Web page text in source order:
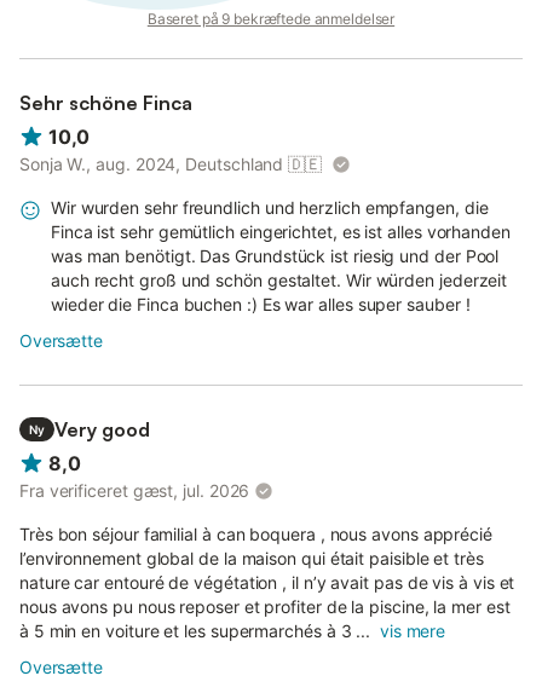
Baseret på 9 bekræftede anmeldelser
Sehr schöne Finca
10,0
Sonja W., aug. 2024, Deutschland 🇩🇪
Wir wurden sehr freundlich und herzlich empfangen, die
Finca ist sehr gemütlich eingerichtet, es ist alles vorhanden
was man benötigt. Das Grundstück ist riesig und der Pool
auch recht groß und schön gestaltet. Wir würden jederzeit
wieder die Finca buchen :) Es war alles super sauber !
Oversætte
Ny
Very good
8,0
Fra verificeret gæst, jul. 2026
Très bon séjour familial à can boquera , nous avons apprécié
l’environnement global de la maison qui était paisible et très
nature car entouré de végétation , il n’y avait pas de vis à vis et
nous avons pu nous reposer et profiter de la piscine, la mer est
à 5 min en voiture et les supermarchés à 3 ... vis mere
Oversætte